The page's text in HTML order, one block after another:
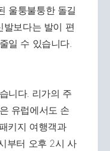
울퉁불퉁한 돌길
발보다는 발이 편
일 수 있습니다.
니다. 리가의 주
유럽에서도 손
키지 여행객과
부터 오후 2시 사